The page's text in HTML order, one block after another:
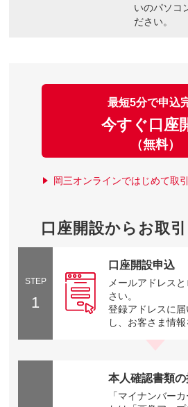
いのパソコ
ださい。
最短5分で申込
今すぐ口座
（無料）
岡三オンラインではじめて取
口座開設からお取
STEP
1
口座開設申込
メールアドレス
さい。
登録アドレスに
し、お客さま情報
本人確認書類の
「マイナンバー